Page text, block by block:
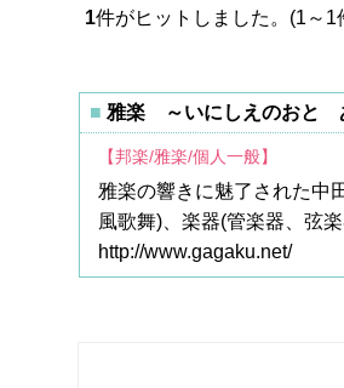
1件がヒットしました。(1～1
雅楽 ～いにしえのおと
【邦楽/雅楽/個人一般】
雅楽の響きに魅了された中
風歌舞)、楽器(管楽器、弦
http://www.gagaku.net/